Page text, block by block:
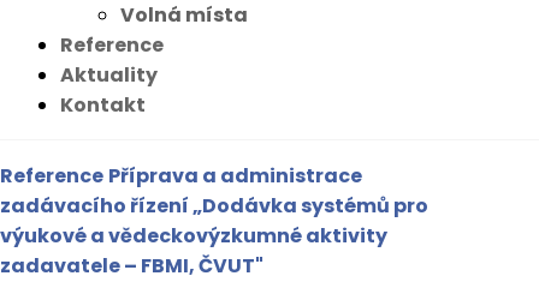
Volná místa
Reference
Aktuality
Kontakt
Reference Příprava a administrace
zadávacího řízení „Dodávka systémů pro
výukové a vědeckovýzkumné aktivity
zadavatele – FBMI, ČVUT"